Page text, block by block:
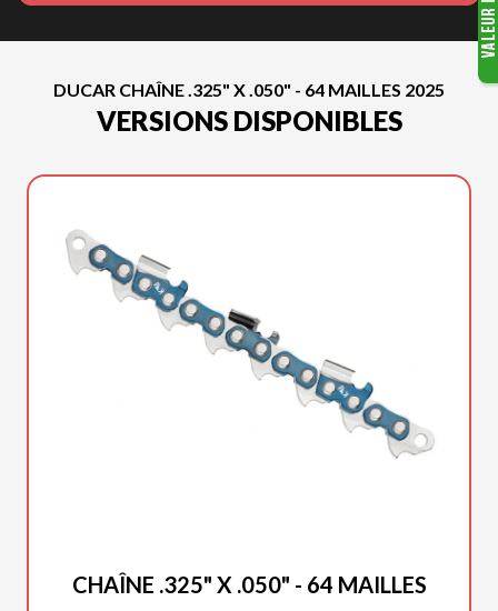
DUCAR CHAÎNE .325" X .050" - 64 MAILLES 2025
VERSIONS DISPONIBLES
CHAÎNE .325" X .050" - 64 MAILLES